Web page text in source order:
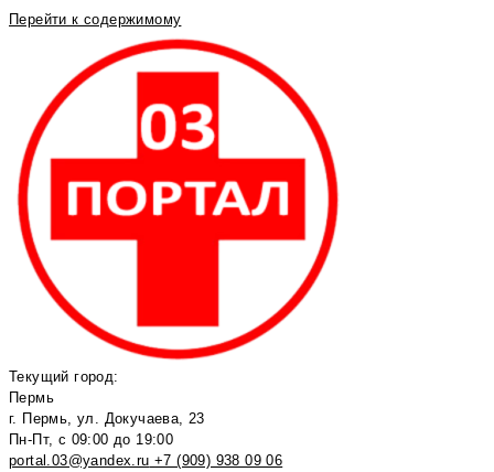
Перейти к содержимому
Текущий город:
Пермь
г. Пермь, ул. Докучаева, 23
Пн-Пт, с 09:00 до 19:00
portal.03@yandex.ru +7 (909) 938 09 06